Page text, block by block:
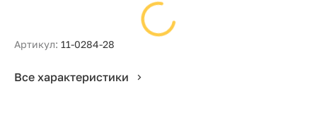
Артикул: 11-0284-28
Все характеристики